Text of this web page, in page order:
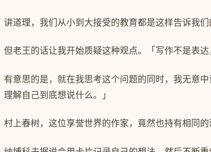
讲道理，我们从小到大接受的教育都是这样告诉我
但老王的话让我开始质疑这种观点。「写作不是表
有意思的是，就在我思考这个问题的同时，我无意
理解自己到底想说什么。」
村上春树，这位享誉世界的作家，竟然也持有相同